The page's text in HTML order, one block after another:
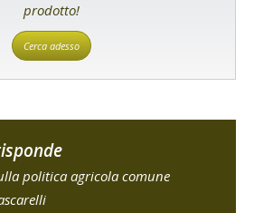
prodotto!
Cerca adesso
politica agricola comune